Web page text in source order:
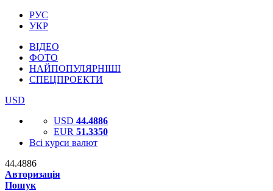
РУС
УКР
ВІДЕО
ФОТО
НАЙПОПУЛЯРНІШІ
СПЕЦПРОЕКТИ
USD
USD 44.4886
EUR 51.3350
Всі курси валют
44.4886
Авторизація
Пошук